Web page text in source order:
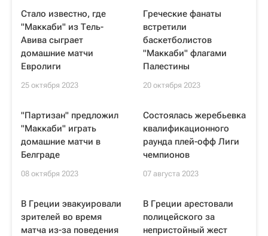
Стало известно, где
"Маккаби" из Тель-
Авива сыграет
домашние матчи
Евролиги
25 октября 2023
Греческие фанаты
встретили
баскетболистов
"Маккаби" флагами
Палестины
20 октября 2023
"Партизан" предложил
"Маккаби" играть
домашние матчи в
Белграде
08 октября 2023
Состоялась жеребьевка
квалификационного
раунда плей-офф Лиги
чемпионов
07 августа 2023
В Греции эвакуировали
зрителей во время
матча из-за поведения
В Греции арестовали
полицейского за
непристойный жест